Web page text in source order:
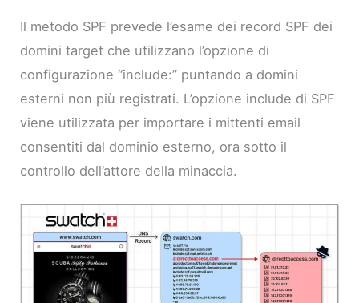
Il metodo SPF prevede l’esame dei record SPF dei
domini target che utilizzano l’opzione di
configurazione “include:” puntando a domini
esterni non più registrati. L’opzione include di SPF
viene utilizzata per importare i mittenti email
consentiti dal dominio esterno, ora sotto il
controllo dell’attore della minaccia.